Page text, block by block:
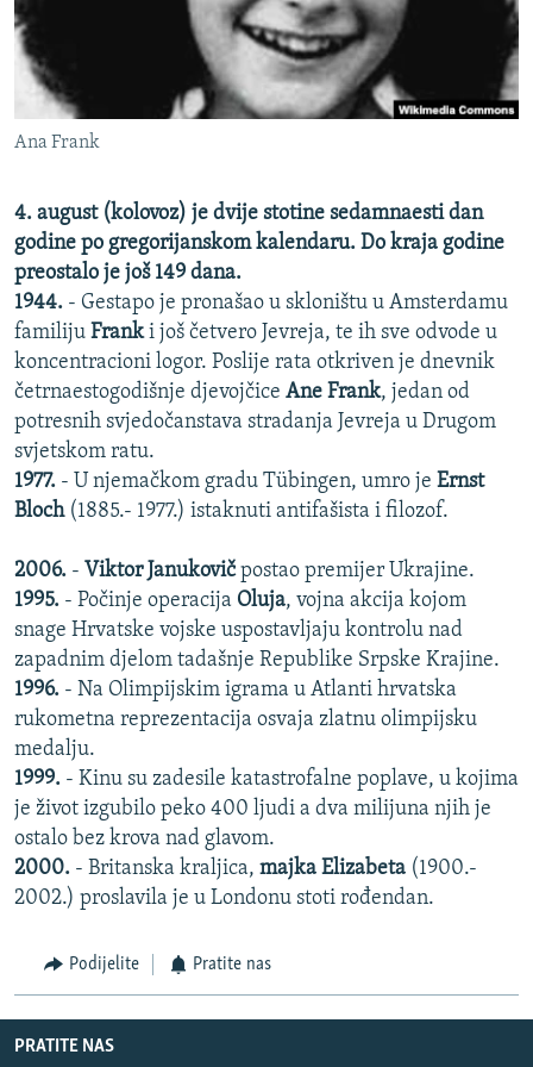
ISPRIČAJ MI
DNEVNO@RSE
SPECIJALI RSE
VIŠE OD NASLOVA
POPLAVE I KLIZIŠTA U BIH 2024.
TV LIBERTY
POST SCRIPTUM
MOJA EVROPA
TRI DECENIJE OD RATA U BIH
SVE KARTE DEJTONA
NASTANAK I RASPAD JUGOSLAVIJE
Sve RFE/RL stranice
Ana Frank
4. august (kolovoz) je dvije stotine sedamnaesti dan
godine po gregorijanskom kalendaru. Do kraja godine
preostalo je još 149 dana.
1944. - Gestapo je pronašao u skloništu u Amsterdamu
familiju Franki još četvero Jevreja, te ih sve odvode u
koncentracioni logor. Poslije rata otkriven je dnevnik
četrnaestogodišnje djevojčice Ane Frank, jedan od
potresnih svjedočanstava stradanja Jevreja u Drugom
svjetskom ratu.
1977. - U njemačkom gradu Tübingen, umro je Ernst
Bloch(1885.- 1977.) istaknuti antifašista i filozof.
2006. - Viktor Janukovičpostao premijer Ukrajine.
1995. - Počinje operacija Oluja, vojna akcija kojom
snage Hrvatske vojske uspostavljaju kontrolu nad
zapadnim djelom tadašnje Republike Srpske Krajine.
1996. - Na Olimpijskim igrama u Atlanti hrvatska
rukometna reprezentacija osvaja zlatnu olimpijsku
medalju.
1999. - Kinu su zadesile katastrofalne poplave, u kojima
je život izgubilo peko 400 ljudi a dva milijuna njih je
ostalo bez krova nad glavom.
2000. - Britanska kraljica, majka Elizabeta (1900.-
2002.) proslavila je u Londonu stoti rođendan.
Podijelite Pratite nas
PRATITE NAS